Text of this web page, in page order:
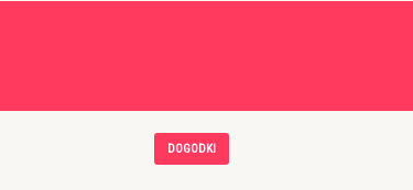
DOGODKI